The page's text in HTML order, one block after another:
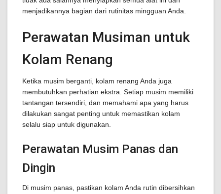
menjadikannya bagian dari rutinitas mingguan Anda.
Perawatan Musiman untuk
Kolam Renang
Ketika musim berganti, kolam renang Anda juga
membutuhkan perhatian ekstra. Setiap musim memiliki
tantangan tersendiri, dan memahami apa yang harus
dilakukan sangat penting untuk memastikan kolam
selalu siap untuk digunakan.
Perawatan Musim Panas dan
Dingin
Di musim panas, pastikan kolam Anda rutin dibersihkan